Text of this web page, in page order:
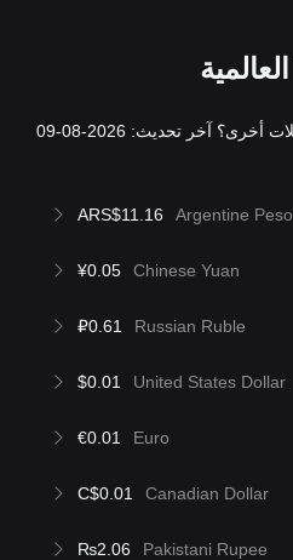
كم تبلغ قيمة Theta Fuelالآن بعملات أخرى؟ آخر تحديث: 2026-08-09
Argentine Peso
ARS$11.16
Chinese Yuan
¥0.05
Russian Ruble
₽0.61
United States Dollar
$0.01
Euro
€0.01
Canadian Dollar
C$0.01
Pakistani Rupee
₨2.06